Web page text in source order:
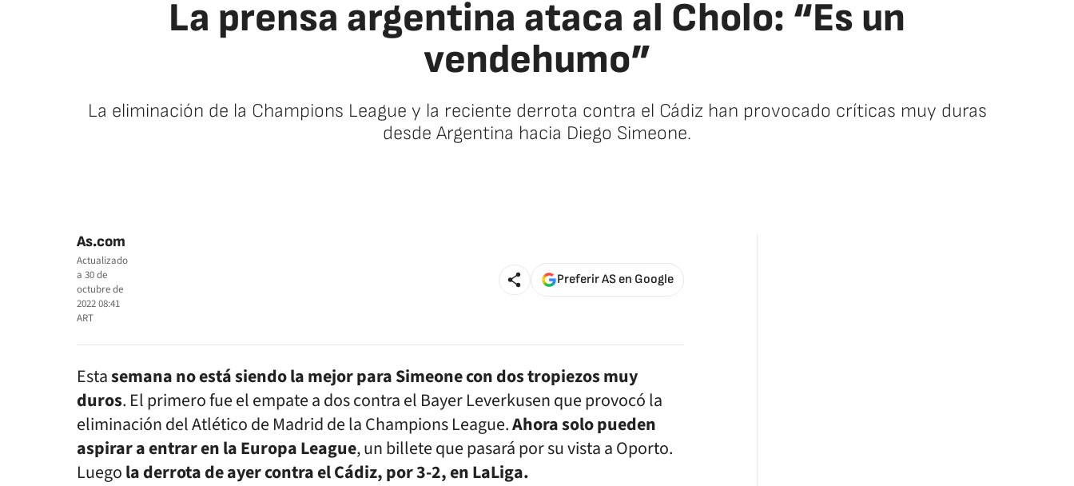
La prensa argentina ataca al Cholo: “Es un
vendehumo”
La eliminación de la Champions League y la reciente derrota contra el Cádiz han provocado críticas muy duras
desde Argentina hacia Diego Simeone.
As.com
Actualizado
a 30 de
octubre de
2022 08:41
ART
Preferir AS en Google
Estasemana no está siendo la mejor para Simeone con dos tropiezos muy
duros. El primero fue el empate a dos contra el Bayer Leverkusen que provocó la
eliminación del Atlético de Madrid de la Champions League.Ahora solo pueden
aspirar a entrar en la Europa League, un billete que pasará por su vista a Oporto.
Luegola derrota de ayer contra el Cádiz, por 3-2, en LaLiga.